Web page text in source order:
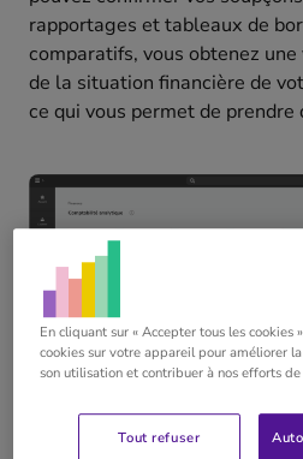
rapportages et tableaux de
comparatifs, vous obtenez
de la situation financière de
ce qui vous permet de prendre
En cliquant sur « Accepter tous les cookies
cookies sur votre appareil pour améliorer
son utilisation et contribuer à nos efforts
Tout refuser